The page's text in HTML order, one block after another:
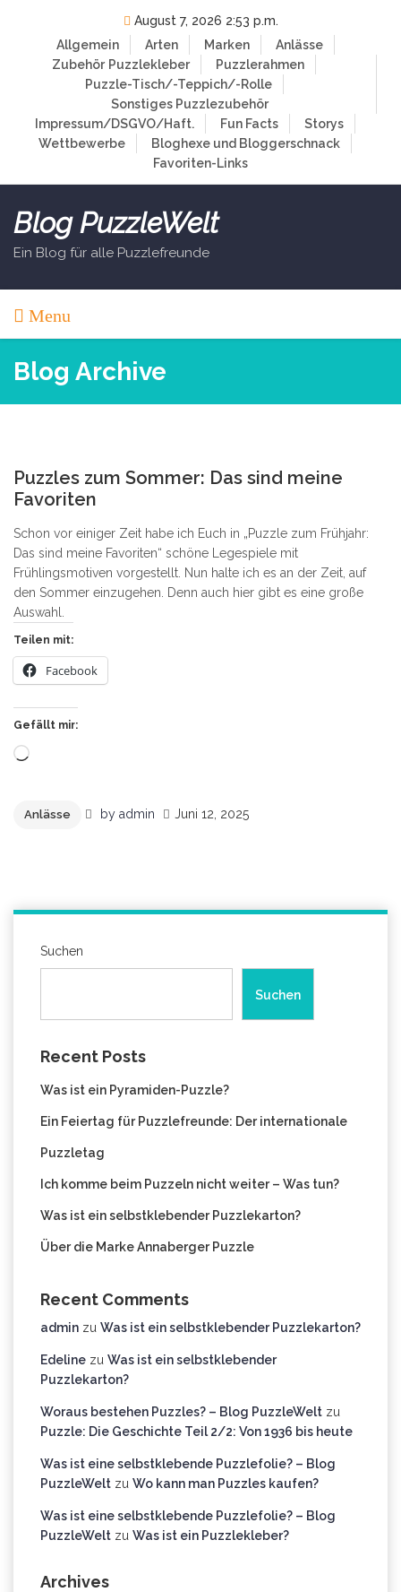
August 7, 2026 2:53 p.m.
Allgemein
Arten Marken
Anlässe
Zubehör Puzzlekleber
Puzzlerahmen
Puzzle-Tisch/-Teppich/-Rolle
Sonstiges Puzzlezubehör
Impressum/DSGVO/Haft.
Fun Facts
Storys
Wettbewerbe
Bloghexe und Bloggerschnack
Favoriten-Links
Blog PuzzleWelt
Ein Blog für alle Puzzlefreunde
Menu
Blog Archive
Puzzles zum Sommer: Das sind meine
Favoriten
Schon vor einiger Zeit habe ich Euch in „Puzzle zum Frühjahr:
Das sind meine Favoriten“ schöne Legespiele mit
Frühlingsmotiven vorgestellt. Nun halte ich es an der Zeit, auf
den Sommer einzugehen. Denn auch hier gibt es eine große
Auswahl.
Teilen mit:
Facebook
Gefällt mir:
Wird
Anlässe by admin Juni 12, 2025
Suchen
Suchen
Recent Posts
Was ist ein Pyramiden-Puzzle?
Ein Feiertag für Puzzlefreunde: Der internationale
Puzzletag
Ich komme beim Puzzeln nicht weiter – Was tun?
Was ist ein selbstklebender Puzzlekarton?
Über die Marke Annaberger Puzzle
Recent Comments
admin zu Was ist ein selbstklebender Puzzlekarton?
Edeline zu Was ist ein selbstklebender
Puzzlekarton?
Woraus bestehen Puzzles? – Blog PuzzleWelt zu
Puzzle: Die Geschichte Teil 2/2: Von 1936 bis heute
Was ist eine selbstklebende Puzzlefolie? – Blog
PuzzleWelt zu Wo kann man Puzzles kaufen?
Was ist eine selbstklebende Puzzlefolie? – Blog
PuzzleWelt zu Was ist ein Puzzlekleber?
Archives